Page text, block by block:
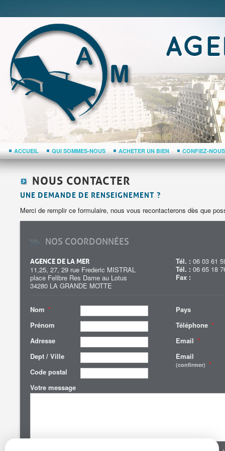
ACCUEIL QUI SOMMES-NOUS ACHETER UN BIEN CONFIEZ-
NOUS CONTACTER
UNE DEMANDE DE RENSEIGNEMENT ?
Merci de remplir ce formulaire, nous vous recontacterons dès que
NOS COORDONNÉES
AGENCE DE LA MER
11,25, 27, 29 rue Frederic MISTRAL
place Felibre Res Dame au Lotus
34280 LA GRANDE MOTTE
Tél. : 06 03 61
Tél. : 06 65 18
Fax :
Nom *
Prénom
Adresse
Dept / Ville
Code postal
Pays
Téléphone *
Email *
Email
(confirmer) *
Votre message